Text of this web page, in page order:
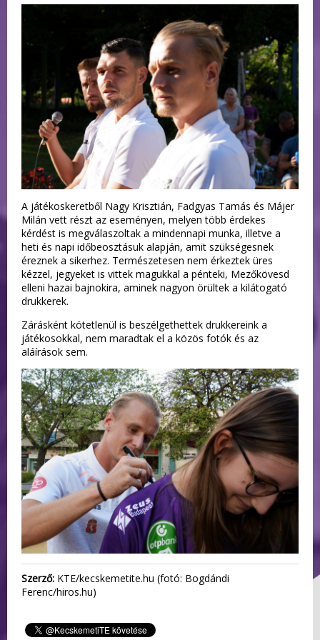
A játékoskeretből Nagy Krisztián, Fadgyas Tamás és Májer
Milán vett részt az eseményen, melyen több érdekes
kérdést is megválaszoltak a mindennapi munka, illetve a
heti és napi időbeosztásuk alapján, amit szükségesnek
éreznek a sikerhez. Természetesen nem érkeztek üres
kézzel, jegyeket is vittek magukkal a pénteki, Mezőkövesd
elleni hazai bajnokira, aminek nagyon örültek a kilátogató
drukkerek.
Zárásként kötetlenül is beszélgethettek drukkereink a
játékosokkal, nem maradtak el a közös fotók és az
aláírások sem.
Szerző: KTE/kecskemetite.hu (fotó: Bogdándi
Ferenc/hiros.hu)